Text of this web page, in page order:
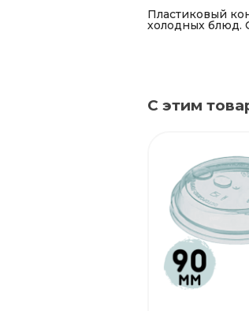
Пластиковый
холодных блюд.
С этим